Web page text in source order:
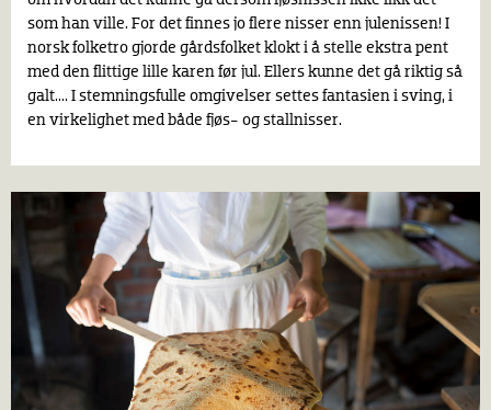
som han ville. For det finnes jo flere nisser enn julenissen! I
norsk folketro gjorde gårdsfolket klokt i å stelle ekstra pent
med den flittige lille karen før jul. Ellers kunne det gå riktig så
galt.... I stemningsfulle omgivelser settes fantasien i sving, i
en virkelighet med både fjøs- og stallnisser.